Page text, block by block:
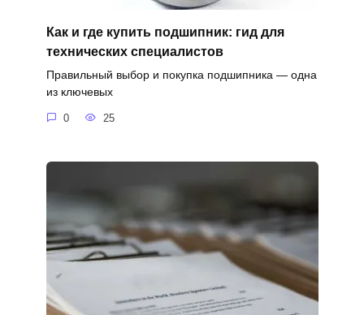
Как и где купить подшипник: гид для
технических специалистов
Правильный выбор и покупка подшипника — одна
из ключевых
0 25